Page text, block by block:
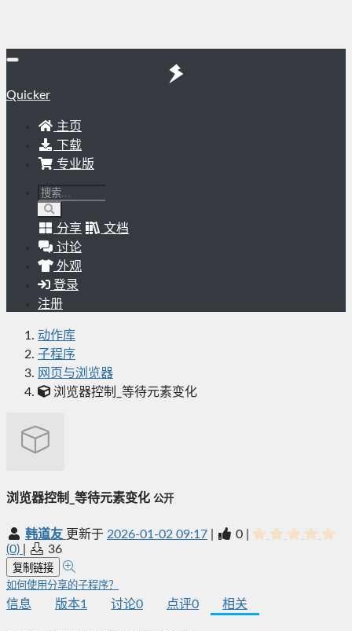
Quicker
主页
下载
专业版
分享
文档
讨论
外观
登录
注册
动作库
子程序
网页与浏览器
浏览器控制_等待元素变化
浏览器控制_等待元素变化 公开
韩道友 更新于 2026-01-02 09:17 0
(0)
36
复制链接
如何使用分享的子程序？
信息 版本1 讨论0 点评0 相关